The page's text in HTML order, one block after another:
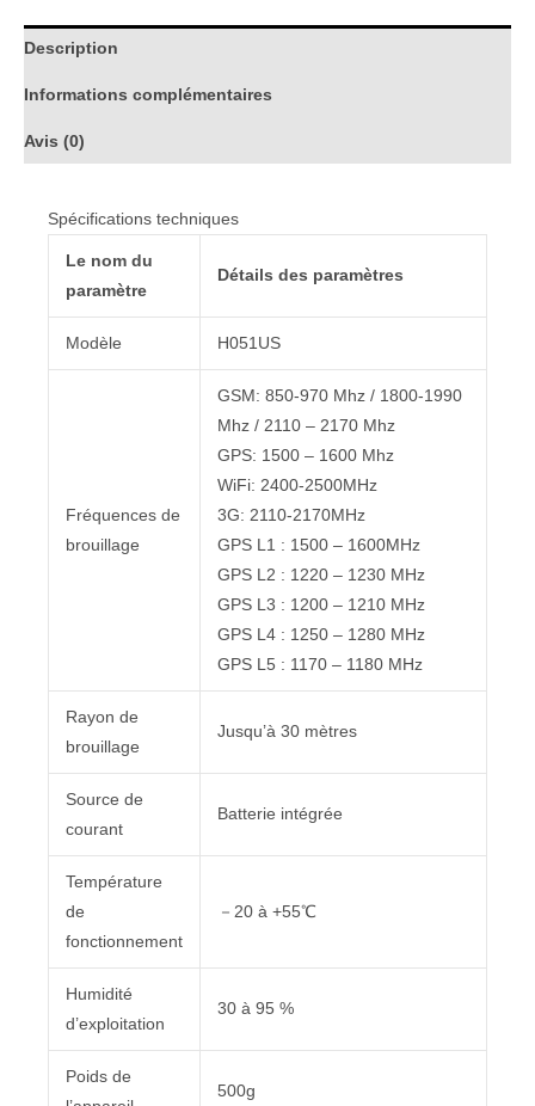
Description
Informations complémentaires
Avis (0)
Spécifications techniques
Le nom du
paramètre
Détails des paramètres
Modèle H051US
Fréquences de
brouillage
GSM: 850-970 Mhz / 1800-1990
Mhz / 2110 – 2170 Mhz
GPS: 1500 – 1600 Mhz
WiFi: 2400-2500MHz
3G: 2110-2170MHz
GPS L1 : 1500 – 1600MHz
GPS L2 : 1220 – 1230 MHz
GPS L3 : 1200 – 1210 MHz
GPS L4 : 1250 – 1280 MHz
GPS L5 : 1170 – 1180 MHz
Rayon de
brouillage
Jusqu’à 30 mètres
Source de
courant
Batterie intégrée
Température
de
fonctionnement
－20 à +55℃
Humidité
d’exploitation
30 à 95 %
Poids de
500g